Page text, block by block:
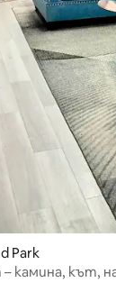
Park
камина, кът,